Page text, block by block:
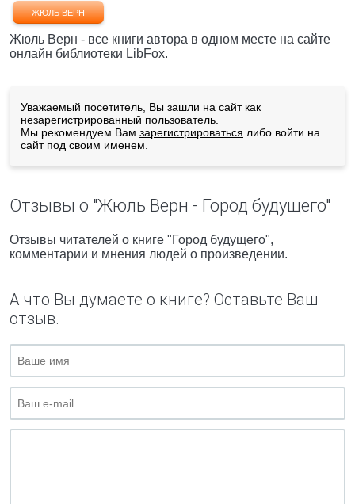
ЖЮЛЬ ВЕРН
Жюль Верн - все книги автора в одном месте на сайте
онлайн библиотеки LibFox.
Уважаемый посетитель, Вы зашли на сайт как
незарегистрированный пользователь.
Мы рекомендуем Вам зарегистрироваться либо войти на
сайт под своим именем.
Отзывы о "Жюль Верн - Город будущего"
Отзывы читателей о книге "Город будущего",
комментарии и мнения людей о произведении.
А что Вы думаете о книге? Оставьте Ваш
отзыв.